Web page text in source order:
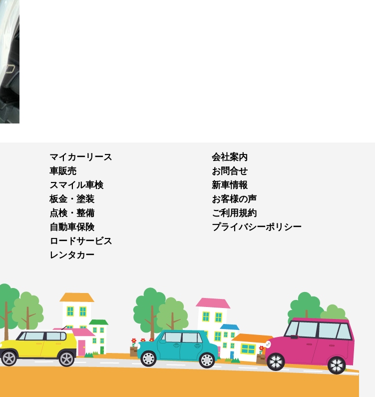
マイカーリース
車販売
スマイル車検
板金・塗装
点検・整備
自動車保険
ロードサービス
レンタカー
会社案内
お問合せ
新車情報
お客様の声
ご利用規約
プライバシーポリシー